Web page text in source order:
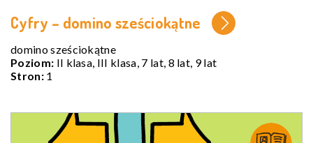
Cyfry – domino sześciokątne
domino sześciokątne
Poziom: II klasa, III klasa, 7 lat, 8 lat, 9 lat
Stron:1